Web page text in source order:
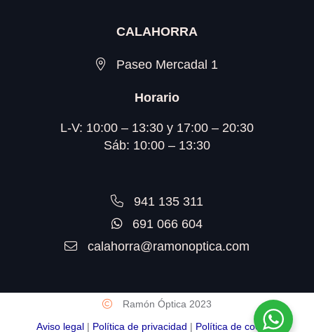
CALAHORRA
Paseo Mercadal 1
Horario
L-V: 10:00 – 13:30 y 17:00 – 20:30
Sáb: 10:00 – 13:30
941 135 311
691 066 604
calahorra@ramonoptica.com
Ramón Óptica 2023
Aviso legal| Política de privacidad | Política de cookies